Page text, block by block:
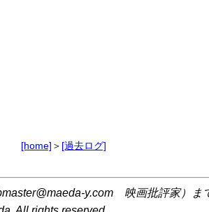
[home] ＞ [過去ログ]
y.com 映画批評家）ま